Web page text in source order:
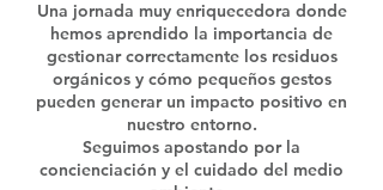
Una jornada muy enriquecedora donde
hemos aprendido la importancia de
gestionar correctamente los residuos
orgánicos y cómo pequeños gestos
pueden generar un impacto positivo en
nuestro entorno.
Seguimos apostando por la
concienciación y el cuidado del medio